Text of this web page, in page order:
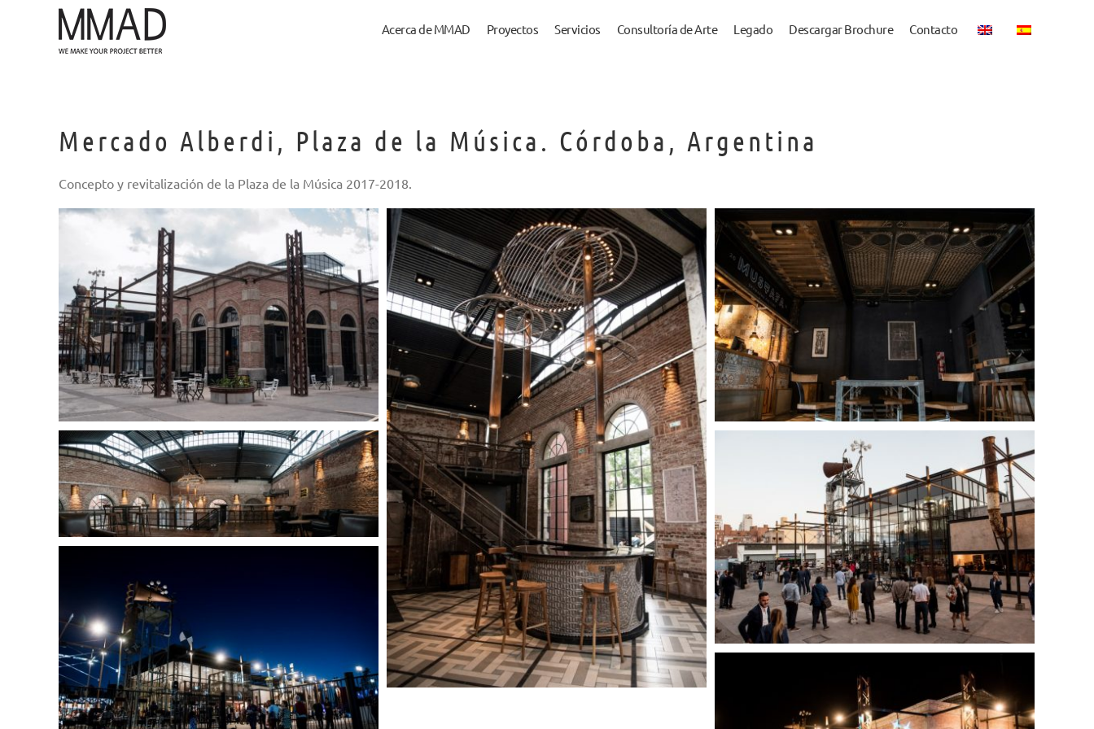
Acerca de MMAD Proyectos Servicios Consultoría de Arte Legado Descargar Brochure Contacto
Mercado Alberdi, Plaza de la Música. Córdoba, Argentina
Concepto y revitalización de la Plaza de la Música 2017-2018.